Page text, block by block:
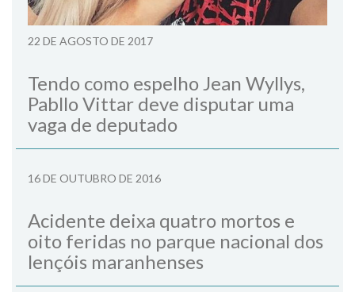
22 DE AGOSTO DE 2017
Tendo como espelho Jean Wyllys,
Pabllo Vittar deve disputar uma
vaga de deputado
16 DE OUTUBRO DE 2016
Acidente deixa quatro mortos e
oito feridas no parque nacional dos
lençóis maranhenses